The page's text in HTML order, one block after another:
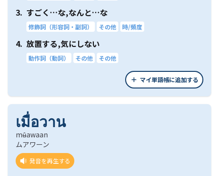
3. すごく…な,なんと…な
修飾詞（形容詞・副詞） その他 時/頻度
4. 放置する,気にしない
動作詞（動詞） その他 その他
マイ単語帳に追加する
เมื่อวาน
mʉ̂awaan
ムアワーン
発音を再生する